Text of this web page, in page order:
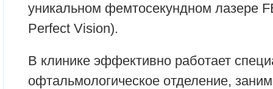
уникальном фемтосекундном лазере
Perfect Vision).
В клинике эффективно работает
офтальмологическое отделение,